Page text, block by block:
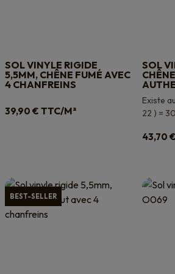
SOL VINYLE RIGIDE
5,5MM, CHÊNE FUMÉ AVEC
4 CHANFREINS
39,90 € TTC/M²
SOL
Existe
22 ) =
43,70 €
BEST-SELLER